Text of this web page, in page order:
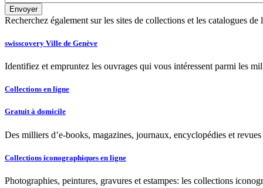
Recherchez également sur les sites de collections et les catalogues
swisscovery Ville de Genève
Identifiez et empruntez les ouvrages qui vous intéressent parmi les
Collections en ligne
Gratuit à domicile
Des milliers d’e-books, magazines, journaux, encyclopédies et
Collections iconographiques en ligne
Photographies, peintures, gravures et estampes: les collections